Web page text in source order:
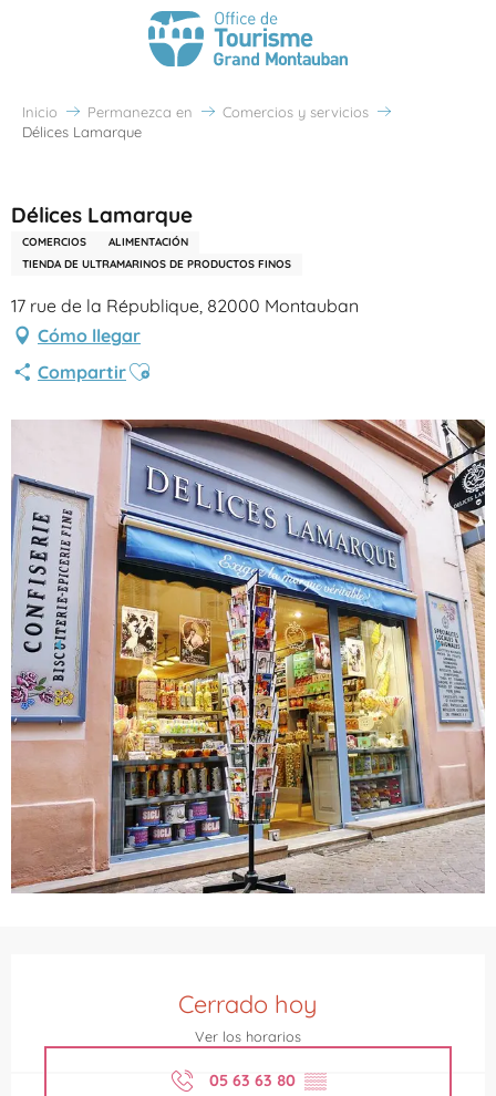
Inicio Permanezca en
Comercios y servicios
Délices Lamarque
Délices Lamarque
COMERCIOS
ALIMENTACIÓN
TIENDA DE ULTRAMARINOS DE PRODUCTOS FINOS
17 rue de la République, 82000 Montauban
Cómo llegar
CompartirAjouter aux favoris
Cerrado hoy
Ver los horarios
05 63 63 80 ▒▒